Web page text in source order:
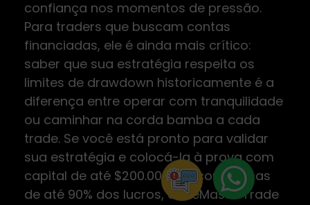
confiança nos momentos de pressão.
Para traders que buscam contas
financiadas, ele é ainda mais crítico:
saber que sua estratégia respeita os
limites de drawdown historicamente é a
diferença entre operar com tranquilidade
ou caminhar na corda bamba a cada
trade. Se você está pronto para validar
sua estratégia e colocá-la à prova com
capital de até $200.000 e recompensas
de até 90% dos lucros, a WeMasterTrade